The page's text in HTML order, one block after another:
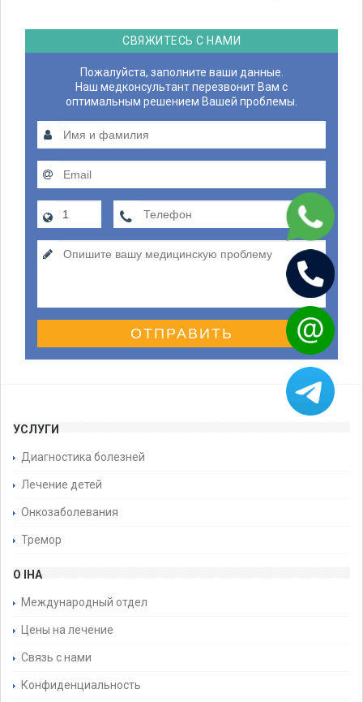
СВЯЖИТЕСЬ С НАМИ
Пожалуйста, заполните ваши данные.
Наш медконсультант перезвонит Вам с
оптимальным решением Вашей проблемы.
ОТПРАВИТЬ
УСЛУГИ
Диагностика болезней
Лечение детей
Онкозаболевания
Тремор
О IHA
Международный отдел
Цены на лечение
Связь с нами
Конфиденциальность